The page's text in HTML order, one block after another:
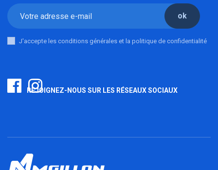
ok
J'accepte les conditions générales et la politique de confidentialité
REJOIGNEZ-NOUS SUR LES RÉSEAUX SOCIAUX